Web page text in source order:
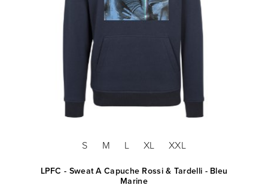
S M L XL XXL
LPFC - Sweat A Capuche Rossi & Tardelli - Bleu
Marine